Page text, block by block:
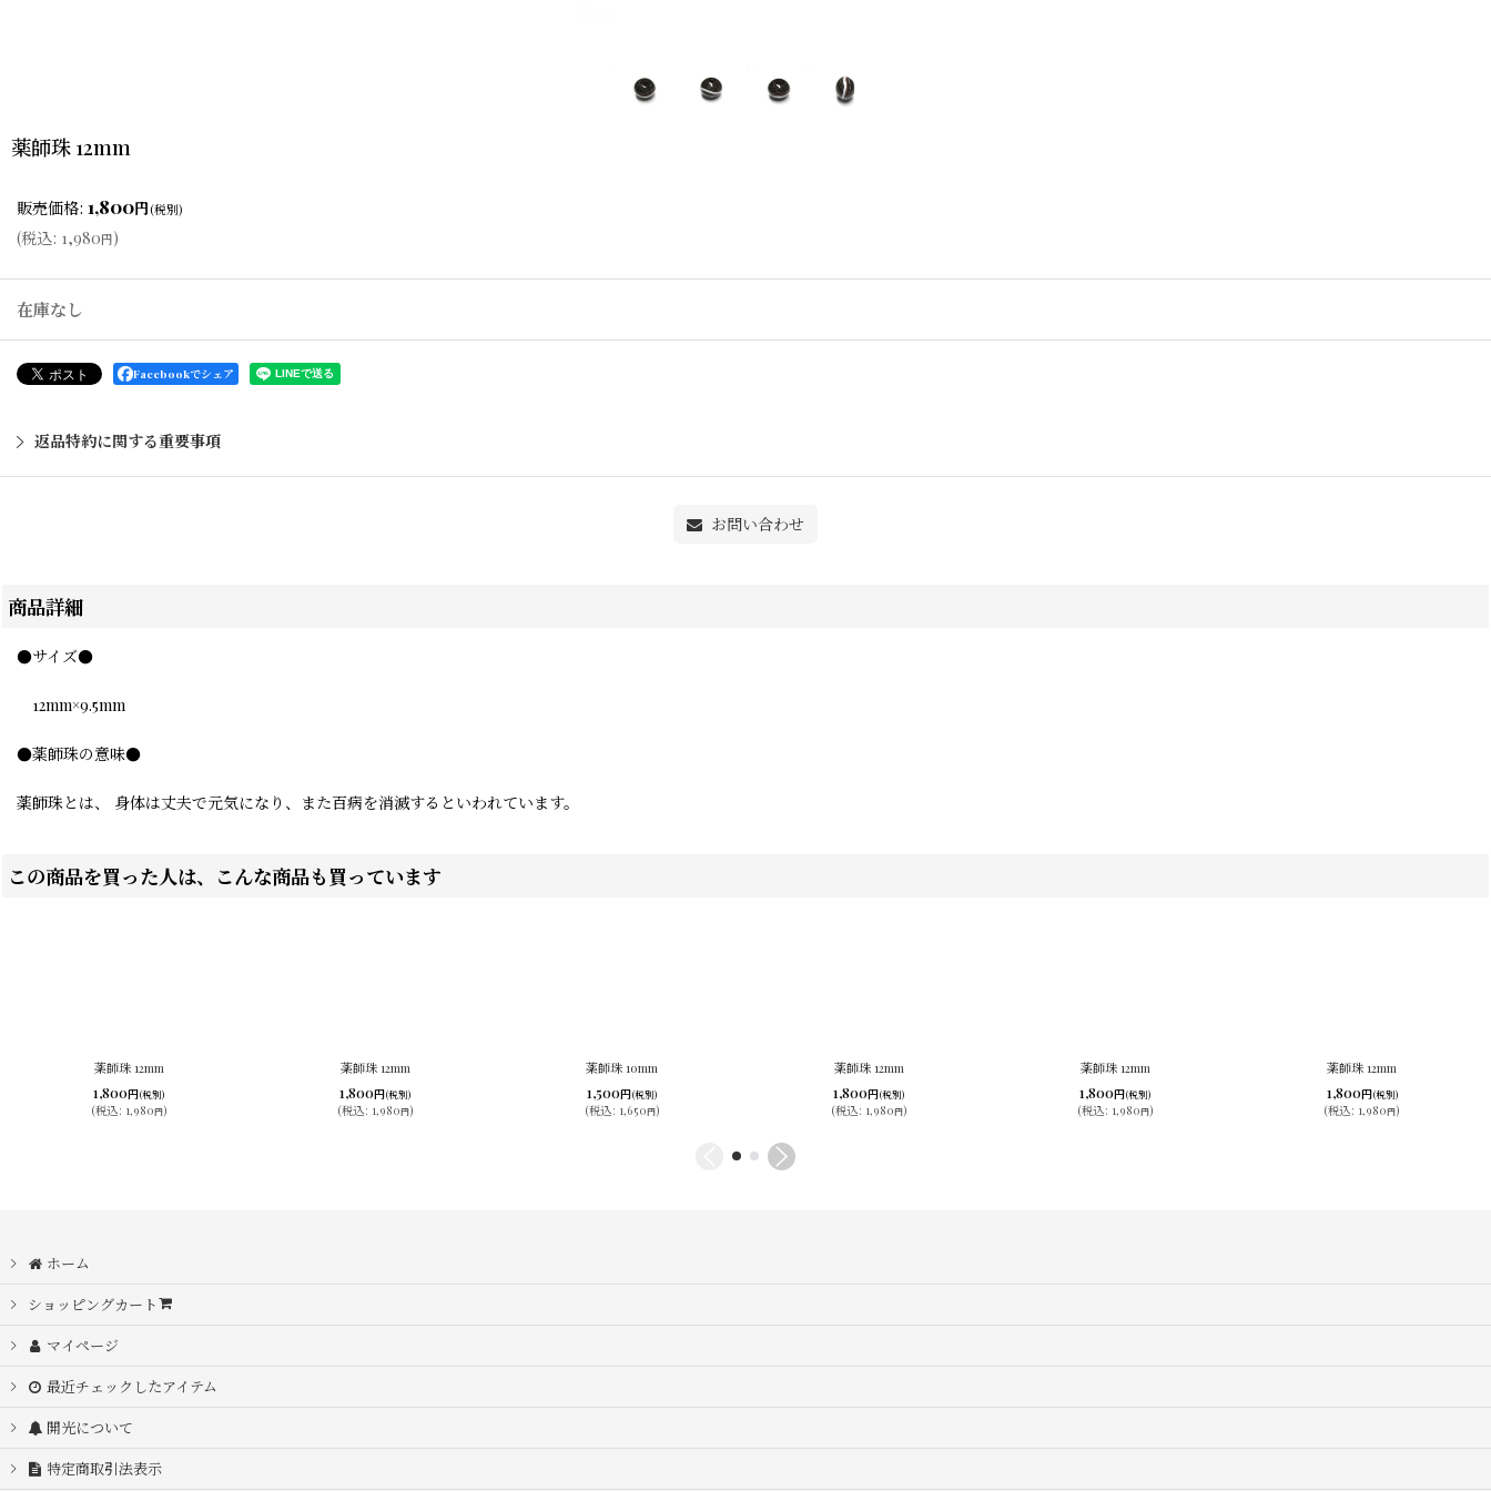
薬師珠 12mm
販売価格: 1,800円(税別)
(税込: 1,980円)
在庫なし
Facebookでシェア
返品特約に関する重要事項
お問い合わせ
商品詳細
●サイズ●
12mm×9.5mm
●薬師珠の意味●
薬師珠とは、 身体は丈夫で元気になり、また百病を消滅するといわれています。
この商品を買った人は、こんな商品も買っています
薬師珠 12mm
1,800円(税別)
(税込: 1,980円)
薬師珠 12mm
1,800円(税別)
(税込: 1,980円)
薬師珠 10mm
1,500円(税別)
(税込: 1,650円)
薬師珠 12mm
1,800円(税別)
(税込: 1,980円)
薬師珠 12mm
1,800円(税別)
(税込: 1,980円)
薬師珠 12mm
1,800円(税別)
(税込: 1,980円)
ホーム
ショッピングカート
マイページ
最近チェックしたアイテム
開光について
特定商取引法表示